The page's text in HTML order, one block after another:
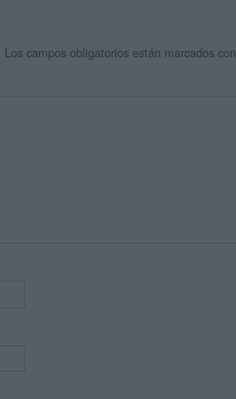
Los campos obligatorios están marcados con